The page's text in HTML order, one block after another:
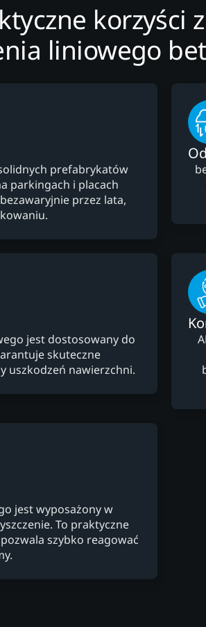
korzyści
liniowego
prefabrykatów
parkingach i placach
przez lata,
jest dostosowany do
skuteczne
uszkodzeń nawierzchni.
jest wyposażony w
To praktyczne
szybko reagować